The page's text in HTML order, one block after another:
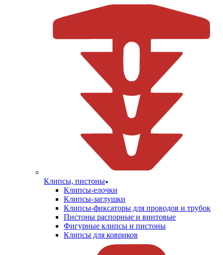
Клипсы, пистоны
Клипсы-елочки
Клипсы-заглушки
Клипсы-фиксаторы для проводов и трубок
Пистоны распорные и винтовые
Фигурные клипсы и пистоны
Клипсы для ковриков